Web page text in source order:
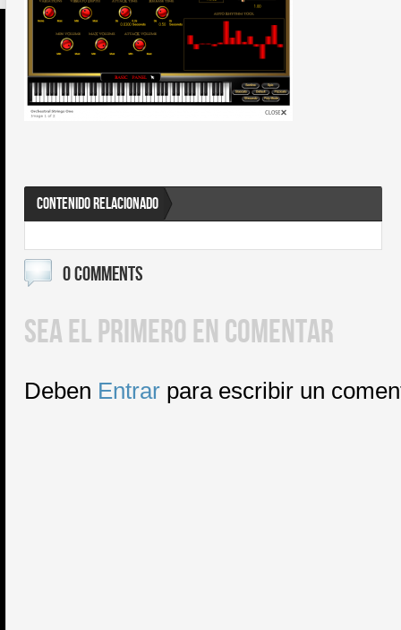
CONTENIDO RELACIONADO
0 COMMENTS
SEA EL PRIMERO EN COMENTAR
Deben Entrar para escribir un